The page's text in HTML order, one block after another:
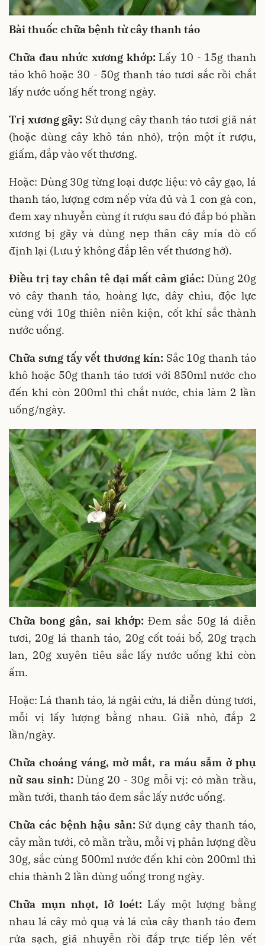
Bài thuốc chữa bệnh từ cây thanh táo
Chữa đau nhức xương khớp: Lấy 10 - 15g thanh
táo khô hoặc 30 - 50g thanh táo tươi sắc rồi chắt
lấy nước uống hết trong ngày.
Trị xương gãy: Sử dụng cây thanh táo tươi giã nát
(hoặc dùng cây khô tán nhỏ), trộn một ít rượu,
giấm, đắp vào vết thương.
Hoặc: Dùng 30g từng loại dược liệu: vỏ cây gạo, lá
thanh táo, lượng cơm nếp vừa đủ và 1 con gà con,
đem xay nhuyễn cùng ít rượu sau đó đắp bó phần
xương bị gãy và dùng nẹp thân cây mía dò cố
định lại (Lưu ý không đắp lên vết thương hở).
Điều trị tay chân tê dại mất cảm giác: Dùng 20g
vỏ cây thanh táo, hoàng lực, dây chìu, độc lực
cùng với 10g thiên niên kiện, cốt khí sắc thành
nước uống.
Chữa sưng tấy vết thương kín:Sắc 10g thanh táo
khô hoặc 50g thanh táo tươi với 850ml nước cho
đến khi còn 200ml thì chắt nước, chia làm 2 lần
uống/ngày.
Chữa bong gân, sai khớp:Đem sắc 50g lá diễn
tươi, 20g lá thanh táo, 20g cốt toái bổ, 20g trạch
lan, 20g xuyên tiêu sắc lấy nước uống khi còn
ấm.
Hoặc: Lá thanh táo, lá ngải cứu, lá diễn dùng tươi,
mỗi vị lấy lượng bằng nhau. Giã nhỏ, đắp 2
lần/ngày.
Chữa choáng váng, mờ mắt, ra máu sẫm ở phụ
nữ sau sinh: Dùng 20 - 30g mỗi vị: cỏ mần trầu,
mần tưới, thanh táo đem sắc lấy nước uống.
Chữa các bệnh hậu sản: Sử dụng cây thanh táo,
cây mần tưới, cỏ mần trầu, mỗi vị phân lượng đều
30g, sắc cùng 500ml nước đến khi còn 200ml thì
chia thành 2 lần dùng uống trong ngày.
Chữa mụn nhọt, lở loét:Lấy một lượng bằng
nhau lá cây mỏ quạ và lá của cây thanh táo đem
rửa sạch, giã nhuyễn rồi đắp trực tiếp lên vết